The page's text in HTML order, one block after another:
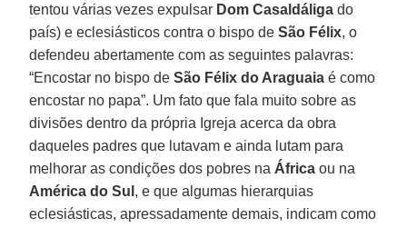
tentou várias vezes expulsar Dom Casaldáliga do
país) e eclesiásticos contra o bispo deSão Félix, o
defendeu abertamente com as seguintes palavras:
“Encostar no bispo deSão Félix do Araguaia é como
encostar no papa”. Um fato que fala muito sobre as
divisões dentro da própria Igreja acerca da obra
daqueles padres que lutavam e ainda lutam para
melhorar as condições dos pobres na África ou na
América do Sul , e que algumas hierarquias
eclesiásticas, apressadamente demais, indicam como